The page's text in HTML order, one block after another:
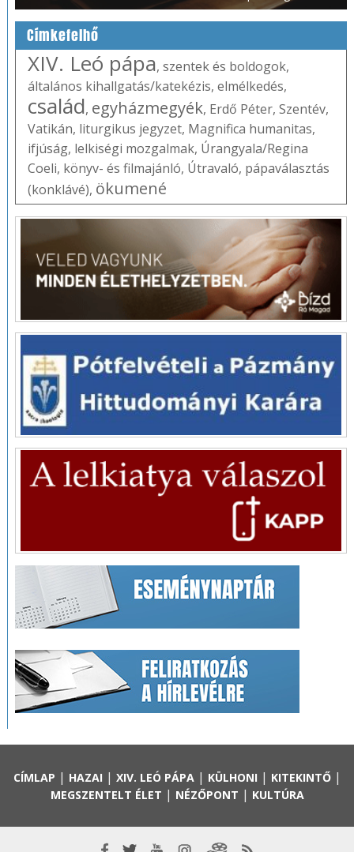
Címkefelhő
XIV. Leó pápa, szentek és boldogok,
általános kihallgatás/katekézis, elmélkedés,
család, egyházmegyék, Erdő Péter, Szentév,
Vatikán, liturgikus jegyzet, Magnifica humanitas,
ifjúság, lelkiségi mozgalmak, Úrangyala/Regina
Coeli, könyv- és filmajánló, Útravaló, pápaválasztás
(konklávé), ökumené
CÍMLAP | HAZAI | XIV. LEÓ PÁPA| KÜLHONI | KITEKINTŐ|
MEGSZENTELT ÉLET | NÉZŐPONT | KULTÚRA